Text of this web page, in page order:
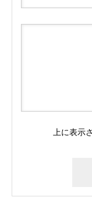
上に表示